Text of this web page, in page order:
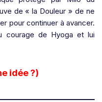
de « la Douleur » de ne
pour continuer à avancer.
courage de Hyoga et lui
idée ?)